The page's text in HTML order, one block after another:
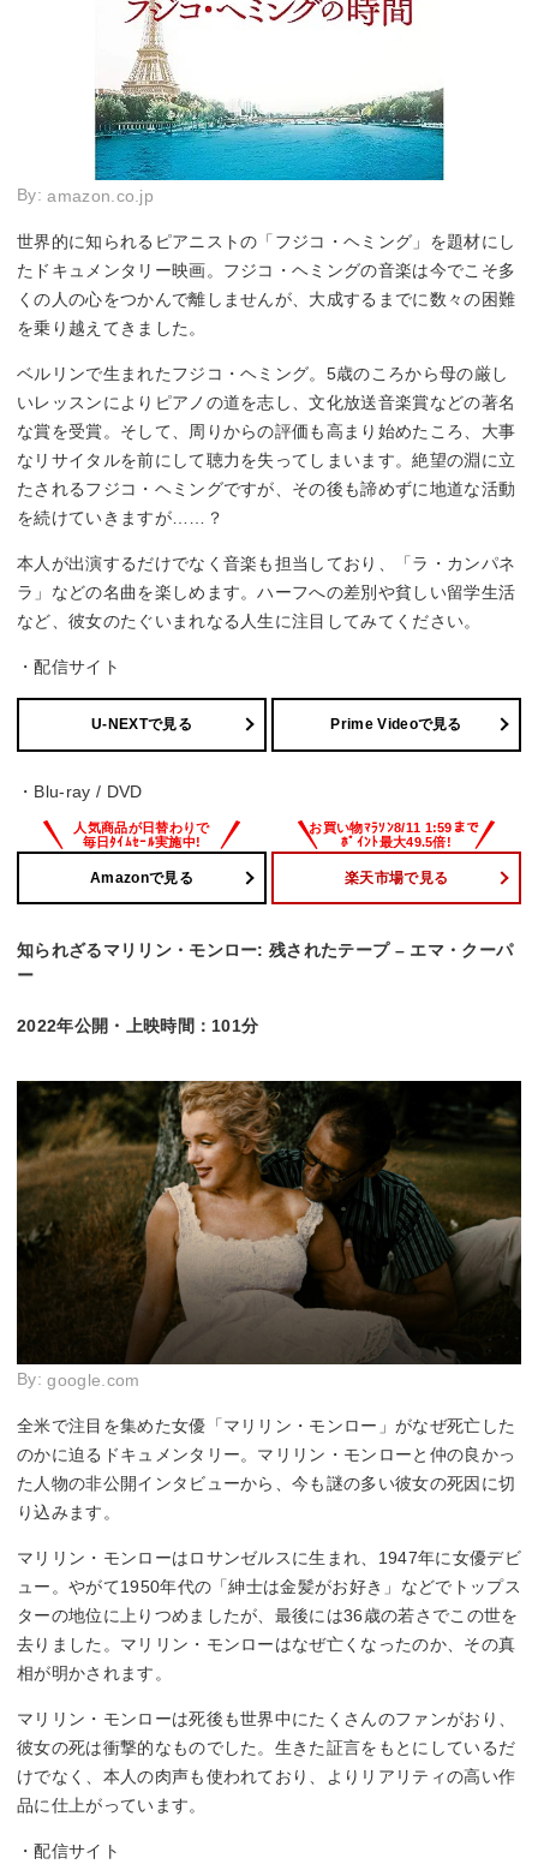
By:amazon.co.jp
世界的に知られるピアニストの「フジコ・ヘミング」を題材にし
たドキュメンタリー映画。フジコ・ヘミングの音楽は今でこそ多
くの人の心をつかんで離しませんが、大成するまでに数々の困難
を乗り越えてきました。
ベルリンで生まれたフジコ・ヘミング。5歳のころから母の厳し
いレッスンによりピアノの道を志し、文化放送音楽賞などの著名
な賞を受賞。そして、周りからの評価も高まり始めたころ、大事
なリサイタルを前にして聴力を失ってしまいます。絶望の淵に立
たされるフジコ・ヘミングですが、その後も諦めずに地道な活動
を続けていきますが……？
本人が出演するだけでなく音楽も担当しており、「ラ・カンパネ
ラ」などの名曲を楽しめます。ハーフへの差別や貧しい留学生活
など、彼女のたぐいまれなる人生に注目してみてください。
・配信サイト
U-NEXTで見る Prime Videoで見る
・Blu-ray / DVD
Amazonで見る 楽天市場で見る
知られざるマリリン・モンロー: 残されたテープ – エマ・クーパ
ー
2022年公開・上映時間：101分
By:google.com
全米で注目を集めた女優「マリリン・モンロー」がなぜ死亡した
のかに迫るドキュメンタリー。マリリン・モンローと仲の良かっ
た人物の非公開インタビューから、今も謎の多い彼女の死因に切
り込みます。
マリリン・モンローはロサンゼルスに生まれ、1947年に女優デビ
ュー。やがて1950年代の「紳士は金髪がお好き」などでトップス
ターの地位に上りつめましたが、最後には36歳の若さでこの世を
去りました。マリリン・モンローはなぜ亡くなったのか、その真
相が明かされます。
マリリン・モンローは死後も世界中にたくさんのファンがおり、
彼女の死は衝撃的なものでした。生きた証言をもとにしているだ
けでなく、本人の肉声も使われており、よりリアリティの高い作
品に仕上がっています。
・配信サイト